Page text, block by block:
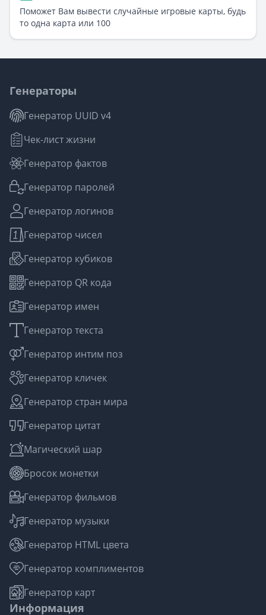
Поможет Вам вывести случайные игровые карты, будь
то одна карта или 100
Генераторы
Генератор UUID v4
Чек-лист жизни
Генератор фактов
Генератор паролей
Генератор логинов
Генератор чисел
Генератор кубиков
Генератор QR кода
Генератор имен
Генератор текста
Генератор интим поз
Генератор кличек
Генератор стран мира
Генератор цитат
Магический шар
Бросок монетки
Генератор фильмов
Генератор музыки
Генератор HTML цвета
Генератор комплиментов
Генератор карт
Информация